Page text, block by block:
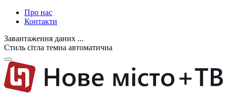
Про нас
Контакти
Завантаження даних ...
Стиль сітла темна автоматична